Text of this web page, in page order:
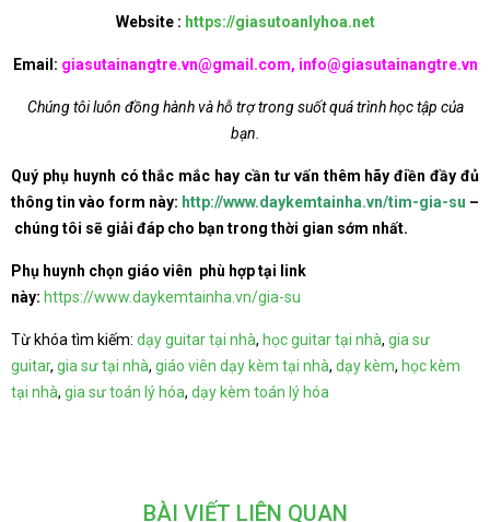
Website : https://giasutoanlyhoa.net
Email: giasutainangtre.vn@gmail.com, info@giasutainangtre.vn
Chúng tôi luôn đồng hành và hỗ trợ trong suốt quá trình học tập của
bạn.
Quý phụ huynh có thắc mắc hay cần tư vấn thêm hãy điền đầy đủ
thông tin vào form này: http://www.daykemtainha.vn/tim-gia-su –
chúng tôi sẽ giải đáp cho bạn trong thời gian sớm nhất.
Phụ huynh chọn giáo viên phù hợp tại link
này: https://www.daykemtainha.vn/gia-su
Từ khóa tìm kiếm: dạy guitar tại nhà, học guitar tại nhà, gia sư
guitar, gia sư tại nhà, giáo viên dạy kèm tại nhà, dạy kèm, học kèm
tại nhà, gia sư toán lý hóa, dạy kèm toán lý hóa
BÀI VIẾT LIÊN QUAN